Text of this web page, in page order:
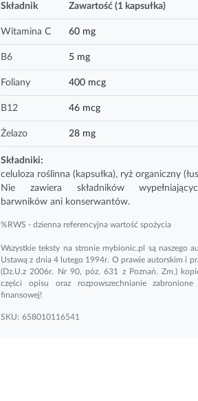
Składnik Zawartość (1 kapsułka)
Witamina C 60 mg
B6 5 mg
Foliany 400 mcg
B12 46 mcg
Żelazo 28 mg
Składniki:
celuloza roślinna (kapsułka), ryż organiczny
Nie zawiera składników
barwników ani konserwantów.
%RWS - dzienna referencyjna wartość spożycia
Wszystkie teksty na stronie mybionic.pl są naszego
Ustawą z dnia 4 lutego 1994r. O prawie autorskim i
(Dz.U.z 2006r. Nr 90, póz. 631 z Poznań. Zm.)
części opisu oraz rozpowszechnianie
finansowej!
SKU: 658010116541